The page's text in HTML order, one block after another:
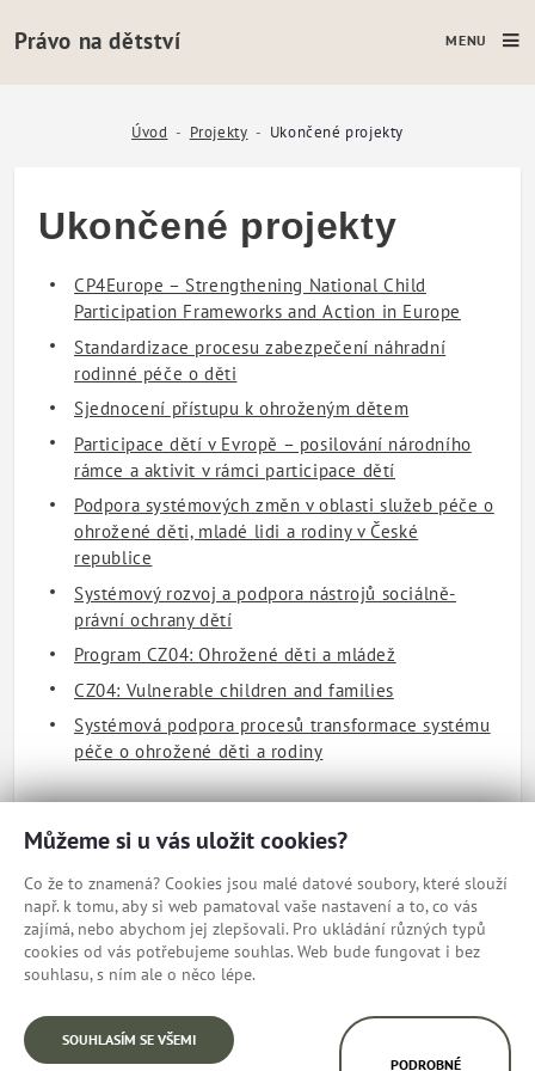
Ukončené projekty - Právo na
Úvod Projekty Ukončené projekty
Ukončené projekty
CP4Europe – Strengthening National Child
Participation Frameworks and Action in Europe
Standardizace procesu zabezpečení náhradní
rodinné péče o děti
Sjednocení přístupu k ohroženým dětem
Participace dětí v Evropě – posilování národního
rámce a aktivit v rámci participace dětí
Podpora systémových změn v oblasti služeb péče o
ohrožené děti, mladé lidi a rodiny v České
republice
Systémový rozvoj a podpora nástrojů sociálně-
právní ochrany dětí
Program CZ04: Ohrožené děti a mládež
CZ04: Vulnerable children and families
Systémová podpora procesů transformace systému
péče o ohrožené děti a rodiny
Právo na dětství MENU
Mapa webu
© Ministerstvo práce a sociálních věcí
Můžeme si u vás uložit cookies?
Co že to znamená? Cookies jsou malé datové soubory, které slouží
např. k tomu, aby si web pamatoval vaše nastavení a to, co vás
zajímá, nebo abychom jej zlepšovali. Pro ukládání různých typů
cookies od vás potřebujeme souhlas. Web bude fungovat i bez
souhlasu, s ním ale o něco lépe.
SOUHLASÍM SE VŠEMI
PODROBNÉ